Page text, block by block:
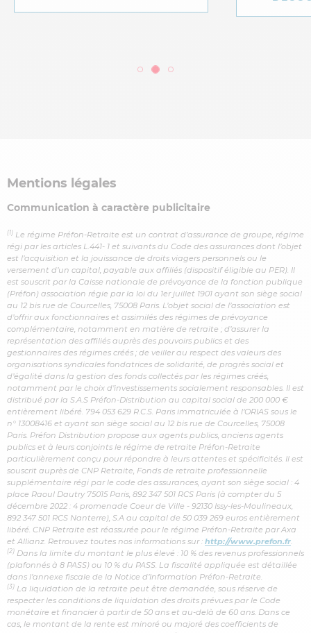
Mentions légales
Communication à caractère publicitaire
(1) Le régime Préfon-Retraite est un contrat d’assurance de groupe, régime
régi par les articles L.441- 1 et suivants du Code des assurances dont l’objet
est l’acquisition et la jouissance de droits viagers personnels ou le
versement d’un capital, payable aux affiliés (dispositif éligible au PER). Il
est souscrit par la Caisse nationale de prévoyance de la fonction publique
(Préfon) association régie par la loi du 1er juillet 1901 ayant son siège social
au 12 bis rue de Courcelles, 75008 Paris. L’objet social de l’association est
d’offrir aux fonctionnaires et assimilés des régimes de prévoyance
complémentaire, notamment en matière de retraite ; d’assurer la
représentation des affiliés auprès des pouvoirs publics et des
gestionnaires des régimes créés ; de veiller au respect des valeurs des
organisations syndicales fondatrices de solidarité, de progrès social et
d’égalité dans la gestion des fonds collectés par les régimes créés,
notamment par le choix d’investissements socialement responsables. Il est
distribué par la S.A.S Préfon-Distribution au capital social de 200 000 €
entièrement libéré. 794 053 629 R.C.S. Paris immatriculée à l’ORIAS sous le
n° 13008416 et ayant son siège social au 12 bis rue de Courcelles, 75008
Paris. Préfon Distribution propose aux agents publics, anciens agents
publics et à leurs conjoints le régime de retraite Préfon-Retraite
particulièrement conçu pour répondre à leurs attentes et spécificités. Il est
souscrit auprès de CNP Retraite, Fonds de retraite professionnelle
supplémentaire régi par le code des assurances, ayant son siège social : 4
place Raoul Dautry 75015 Paris, 892 347 501 RCS Paris (à compter du 5
décembre 2022 : 4 promenade Coeur de Ville - 92130 Issy-les-Moulineaux,
892 347 501 RCS Nanterre), S.A au capital de 50 039 269 euros entièrement
libéré. CNP Retraite est réassurée pour le régime Préfon-Retraite par Axa
et Allianz. Retrouvez toutes nos informations sur : http://www.prefon.fr.
(2) Dans la limite du montant le plus élevé : 10 % des revenus professionnels
(plafonnés à 8 PASS) ou 10 % du PASS. La fiscalité appliquée est détaillée
dans l’annexe fiscale de la Notice d’Information Préfon-Retraite.
(3) La liquidation de la retraite peut être demandée, sous réserve de
respecter les conditions de liquidation des droits prévues par le Code
monétaire et financier à partir de 50 ans et au-delà de 60 ans. Dans ce
cas, le montant de la rente est minoré ou majoré des coefficients de